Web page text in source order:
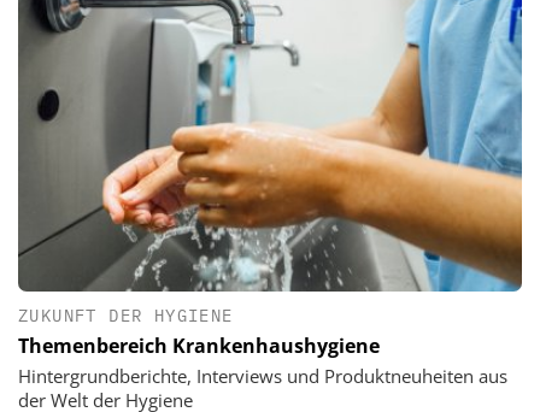
ZUKUNFT DER HYGIENE
Themenbereich Krankenhaushygiene
Hintergrundberichte, Interviews und Produktneuheiten aus
der Welt der Hygiene